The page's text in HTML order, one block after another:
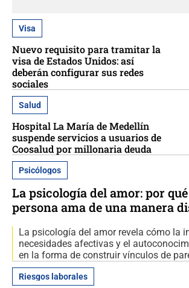
Visa
Nuevo requisito para tramitar la
visa de Estados Unidos: así
deberán configurar sus redes
sociales
Salud
Hospital La María de Medellín
suspende servicios a usuarios de
Coosalud por millonaria deuda
Psicólogos
La psicología del amor: por
persona ama de una manera
La psicología del amor revela cómo la
necesidades afectivas y el
en la forma de construir vínculos de
Riesgos laborales